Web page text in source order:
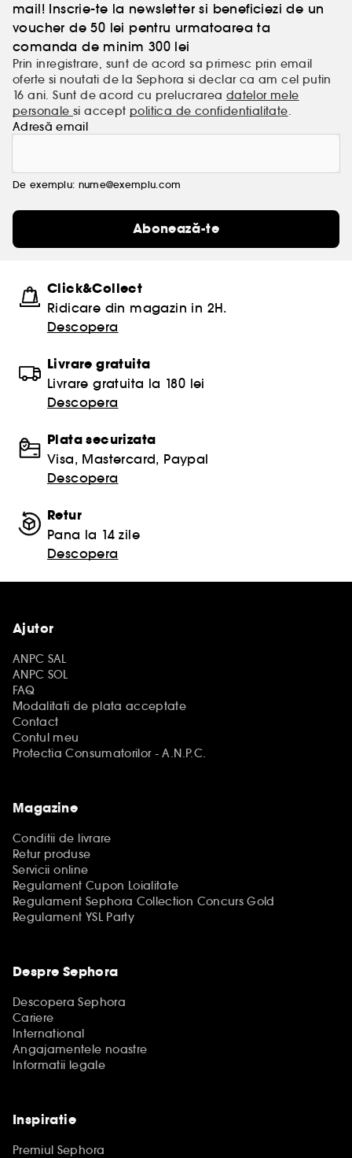
mail! Inscrie-te la newsletter si beneficiezi de un
voucher de 50 lei pentru urmatoarea ta
comanda de minim 300 lei
Prin inregistrare, sunt de acord sa primesc prin email
oferte si noutati de la Sephora si declar ca am cel putin
16 ani. Sunt de acord cu prelucrarea datelor mele
personalesi accept politica de confidentialitate.
Adresă email
De exemplu: nume@exemplu.com
Abonează-te
Click&Collect
Ridicare din magazin in 2H.
Descopera
Livrare gratuita
Livrare gratuita la 180 lei
Descopera
Plata securizata
Visa, Mastercard, Paypal
Descopera
Retur
Pana la 14 zile
Descopera
Ajutor
ANPC SAL
ANPC SOL
FAQ
Modalitati de plata acceptate
Contact
Contul meu
Protectia Consumatorilor - A.N.P.C.
Magazine
Conditii de livrare
Retur produse
Servicii online
Regulament Cupon Loialitate
Regulament Sephora Collection Concurs Gold
Regulament YSL Party
Despre Sephora
Descopera Sephora
Cariere
International
Angajamentele noastre
Informatii legale
Inspiratie
Premiul Sephora